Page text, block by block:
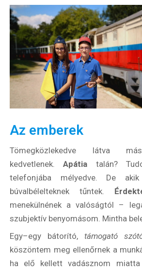
Az emberek
Tömegközlekedve látva
kedvetlenek.Apátia talán?
telefonjába mélyedve. De
búvalbélelteknek tűntek.
menekülnének a valóságtól –
szubjektív benyomásom. Mintha
Egy–egy bátorító, támogató
köszöntem meg ellenőrnek a
ha elő kellett vadásznom